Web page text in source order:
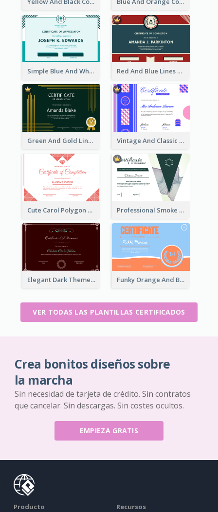
Simple Blue And White Rectangle Certificate Red And Blue Lines And Badge Completion Certificate
Green And Gold Lines Pattern Certificate Vintage And Classic Vibrant Certificate Design Ideas
Cute Carol Polygon Certificate Design Template Professional Smoke Wave Certificate Design Template
Elegant Dark Theme Floral Border Certificate Design Funky Orange And Blue For Outstanding Performance
VER TODAS LAS PLANTILLAS CERTIFICADOS
Crea bonitos diseños sobre
la marcha
Sin necesidad de tarjeta de crédito. Sin contratos
que cancelar. Sin descargas. Sin costes ocultos.
EMPIEZA GRATIS
Producto Recursos